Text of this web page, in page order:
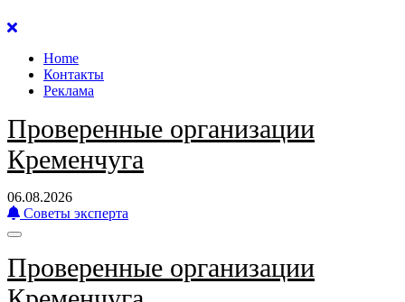
Перейти
содержанию
Home
Контакты
Реклама
Проверенные организации
Кременчуга
06.08.2026
Советы эксперта
Проверенные организации